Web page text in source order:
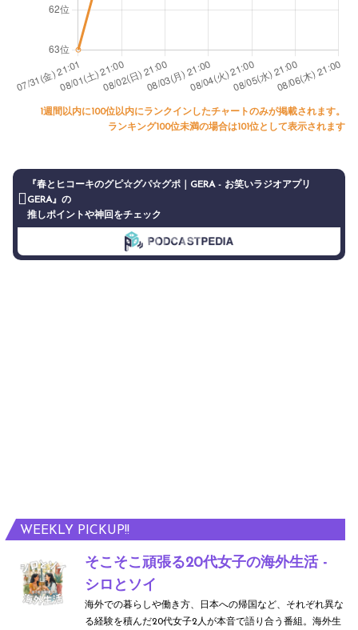
WEEKLY PICKUP!!
そこそこ頑張る20代女子の海外生活 -
シロとソイ
海外での暮らしや働き方、日本への帰国など、それぞれ異な
る経験を積んだ20代女子2人が本音で語り合う番組。海外生
1週間以内に100位以内にランクインしたチャートのみが掲載されます。
ランキング100位未満の場合は101位として表示されます
『春とヒコーキのグピ☆グパ☆グポ｜GERA - お笑いラジオアプリ
GERA』の
推しポイントや神回をチェック